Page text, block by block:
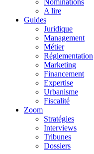
Nominations
A lire
Guides
Juridique
Management
Métier
Réglementation
Marketing
Financement
Expertise
Urbanisme
Fiscalité
Zoom
Stratégies
Interviews
Tribunes
Dossiers